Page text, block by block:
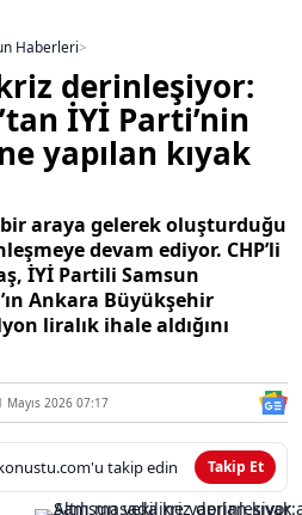
Haberleri>
derinleşiyor:
İYİ Parti’nin
yapılan kıyak
araya gelerek oluşturduğu
devam ediyor. CHP’li
İYİ Partili Samsun
Ankara Büyükşehir
liralık ihale aldığını
Mayıs 2026 07:17
takip edin Takip Et